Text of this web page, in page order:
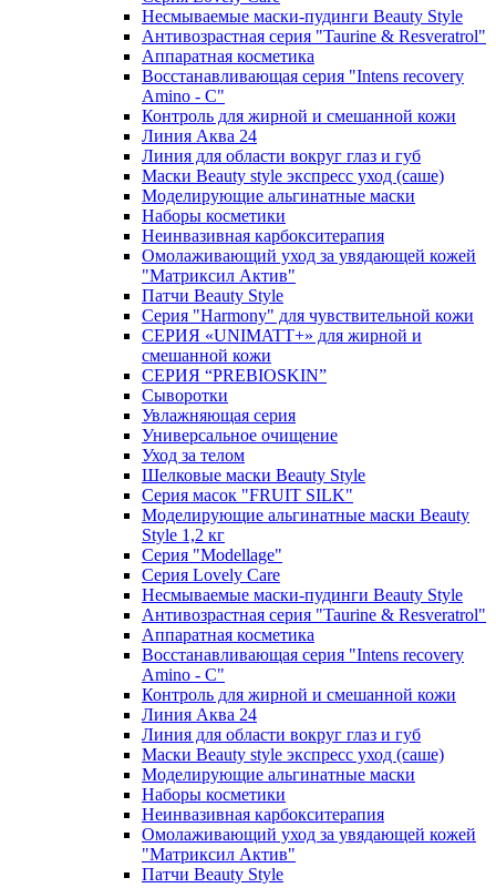
Несмываемые маски-пудинги Beauty Style
Антивозрастная серия "Taurine & Resveratrol"
Аппаратная косметика
Восстанавливающая серия "Intens recovery
Amino - C"
Контроль для жирной и смешанной кожи
Линия Аква 24
Линия для области вокруг глаз и губ
Маски Beauty style экспресс уход (саше)
Моделирующие альгинатные маски
Наборы косметики
Неинвазивная карбокситерапия
Омолаживающий уход за увядающей кожей
"Матриксил Актив"
Патчи Beauty Style
Серия "Harmony" для чувствительной кожи
СЕРИЯ «UNIMATT+» для жирной и
смешанной кожи
СЕРИЯ “PREBIOSKIN”
Сыворотки
Увлажняющая серия
Универсальное очищение
Уход за телом
Шелковые маски Beauty Style
Серия масок "FRUIT SILK"
Моделирующие альгинатные маски Beauty
Style 1,2 кг
Серия "Modellage"
Cерия Lovely Care
Несмываемые маски-пудинги Beauty Style
Антивозрастная серия "Taurine & Resveratrol"
Аппаратная косметика
Восстанавливающая серия "Intens recovery
Amino - C"
Контроль для жирной и смешанной кожи
Линия Аква 24
Линия для области вокруг глаз и губ
Маски Beauty style экспресс уход (саше)
Моделирующие альгинатные маски
Наборы косметики
Неинвазивная карбокситерапия
Омолаживающий уход за увядающей кожей
"Матриксил Актив"
Патчи Beauty Style